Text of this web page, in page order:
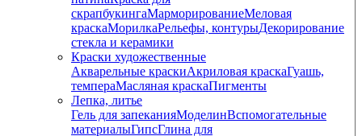
скрапбукингаМарморированиеМеловая
краскаМорилкаРельефы, контурыДекорирование
стекла и керамики
Краски художественные
Акварельные краскиАкриловая краскаГуашь,
темпераМасляная краскаПигменты
Лепка, литье
Гель для запеканияМоделинВспомогательные
материалыГипсГлина для